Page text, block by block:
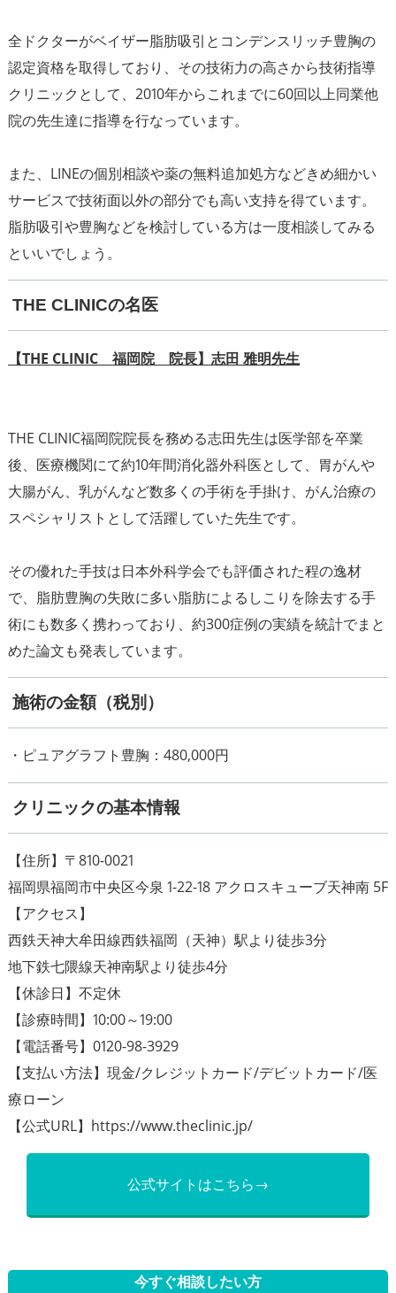
全ドクターがベイザー脂肪吸引とコンデンスリッチ豊胸の
認定資格を取得しており、その技術力の高さから技術指導
クリニックとして、2010年からこれまでに60回以上同業他
院の先生達に指導を行なっています。
また、LINEの個別相談や薬の無料追加処方などきめ細かい
サービスで技術面以外の部分でも高い支持を得ています。
脂肪吸引や豊胸などを検討している方は一度相談してみる
といいでしょう。
THE CLINICの名医
【THE CLINIC 福岡院 院長】志田 雅明先生
THE CLINIC福岡院院長を務める志田先生は医学部を卒業
後、医療機関にて約10年間消化器外科医として、胃がんや
大腸がん、乳がんなど数多くの手術を手掛け、がん治療の
スペシャリストとして活躍していた先生です。
その優れた手技は日本外科学会でも評価された程の逸材
で、脂肪豊胸の失敗に多い脂肪によるしこりを除去する手
術にも数多く携わっており、約300症例の実績を統計でまと
施術の金額（税別）
・ピュアグラフト豊胸：480,000円
クリニックの基本情報
【住所】〒810-0021
福岡県福岡市中央区今泉 1-22-18 アクロスキューブ天神南 5F
【アクセス】
西鉄天神大牟田線西鉄福岡（天神）駅より徒歩3分
地下鉄七隈線天神南駅より徒歩4分
【休診日】不定休
【診療時間】10:00～19:00
【電話番号】0120-98-3929
【支払い方法】現金/クレジットカード/デビットカード/医
療ローン
【公式URL】https://www.theclinic.jp/
公式サイトはこちら→
今すぐ相談したい方